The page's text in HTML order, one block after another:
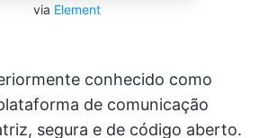
via Element
conhecido como
de comunicação
segura e de código aberto.